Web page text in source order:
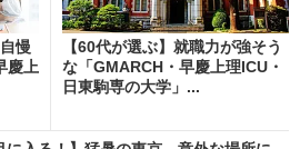
慢
慶上
【60代が選ぶ】就職力が強そう
な「GMARCH・早慶上理ICU・
日東駒専の大学」...